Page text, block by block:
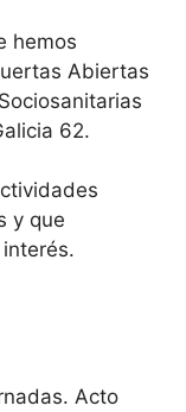
hemos
Abiertas
62.
y que
Acto